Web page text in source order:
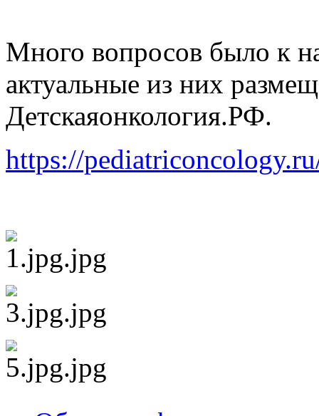
Много вопросов было к
актуальные из них
Детскаяонкология.РФ.
https://